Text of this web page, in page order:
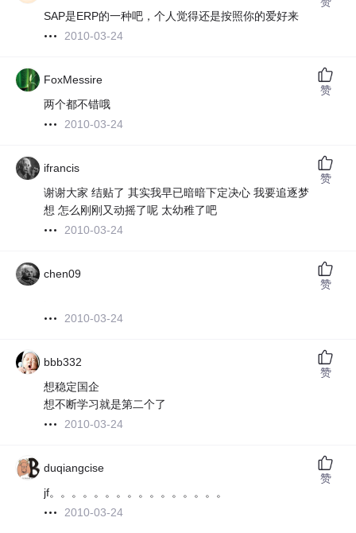
SAP是ERP的一种吧，个人觉得还是按照你的爱好来
2010-03-24
FoxMessire
两个都不错哦
2010-03-24
赞
ifrancis
谢谢大家 结贴了 其实我早已暗暗下定决心 我要追逐梦
想 怎么刚刚又动摇了呢 太幼稚了吧
2010-03-24
赞
chen09
2010-03-24
赞
bbb332
想稳定国企
想不断学习就是第二个了
2010-03-24
赞
duqiangcise
jf。。。。。。。。。。。。。。。。
2010-03-24
赞